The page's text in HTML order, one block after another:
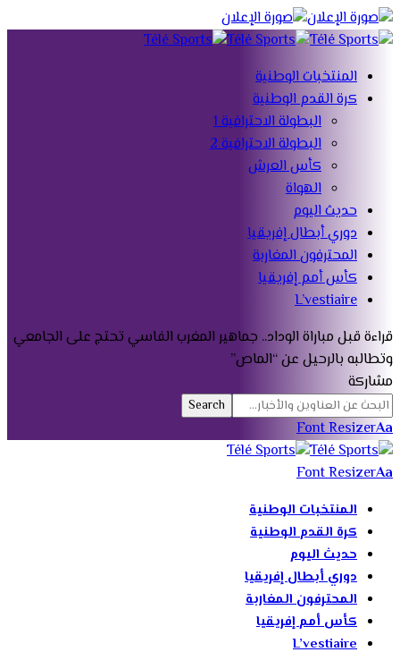
المنتخبات الوطنية
كرة القدم الوطنية
البطولة الاحترافية 1
البطولة الاحترافية 2
كأس العرش
الهواة
حديث اليوم
دوري أبطال إفريقيا
المحترفون المغاربة
كأس أمم إفريقيا
L’vestiaire
قراءةقبل مباراة الوداد.. جماهير المغرب الفاسي تحتج على الجامعي
وتطالبه بالرحيل عن “الماص”
مشاركة
Font ResizerAa
Font ResizerAa
المنتخبات الوطنية
كرة القدم الوطنية
حديث اليوم
دوري أبطال إفريقيا
المحترفون المغاربة
كأس أمم إفريقيا
L’vestiaire